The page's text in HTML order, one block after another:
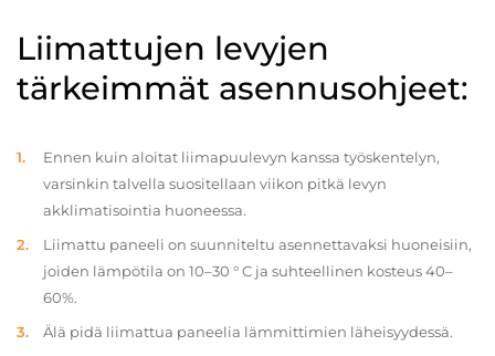
Liimattujen levyjen
tärkeimmät asennusohjeet:
Ennen kuin aloitat liimapuulevyn kanssa työskentelyn,
varsinkin talvella suositellaan viikon pitkä levyn
akklimatisointia huoneessa.
Liimattu paneeli on suunniteltu asennettavaksi huoneisiin,
joiden lämpötila on 10–30 ° C ja suhteellinen kosteus 40–
60%.
Älä pidä liimattua paneelia lämmittimien läheisyydessä.